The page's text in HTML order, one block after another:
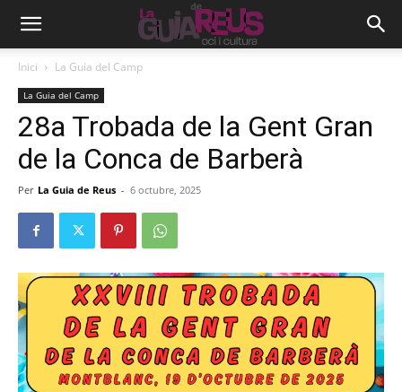
Inici La Guia del Camp
La Guia del Camp
28a Trobada de la Gent Gran
de la Conca de Barberà
Per La Guia de Reus - 6 octubre, 2025